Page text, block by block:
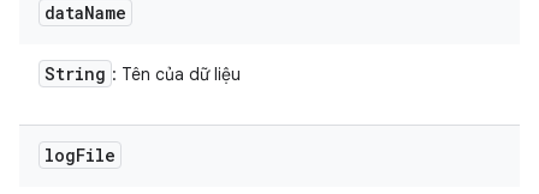
dataName
String : Tên của dữ liệu
logFile